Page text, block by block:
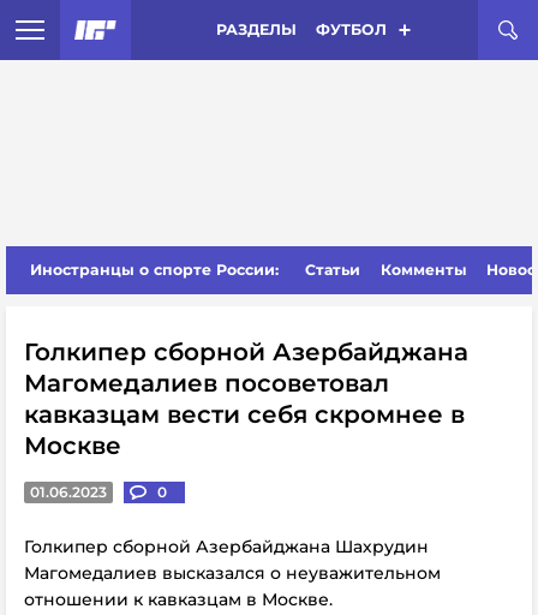
РАЗДЕЛЫ ФУТБОЛ
Иностранцы о спорте России: Статьи Комменты
Голкипер сборной Азербайджана
Магомедалиев посоветовал
кавказцам вести себя скромнее в
Москве
01.06.2023 0
Голкипер сборной Азербайджана Шахрудин
Магомедалиев высказался о неуважительном
отношении к кавказцам в Москве.